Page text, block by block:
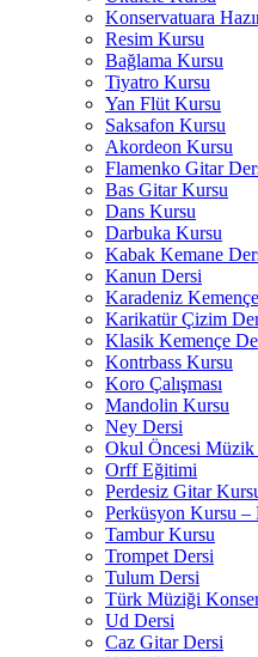
Konservatuara
Resim Kursu
Bağlama Kursu
Tiyatro Kursu
Yan Flüt Kursu
Saksafon Kursu
Akordeon Kursu
Flamenko Gitar
Bas Gitar Kursu
Dans Kursu
Darbuka Kursu
Kabak Kemane
Kanun Dersi
Karadeniz Kemençe
Karikatür Çizim
Klasik Kemençe
Kontrbass Kursu
Koro Çalışması
Mandolin Kursu
Ney Dersi
Okul Öncesi
Orff Eğitimi
Perdesiz Gitar
Perküsyon Kursu –
Tambur Kursu
Trompet Dersi
Tulum Dersi
Türk Müziği
Ud Dersi
Caz Gitar Dersi